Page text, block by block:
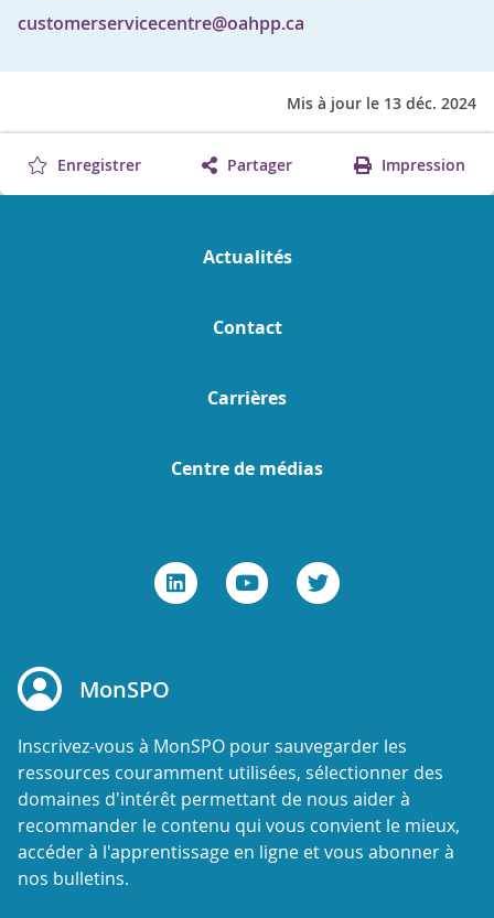
customerservicecentre@oahpp.ca
Mis à jour le 13 déc. 2024
Enregistrer Partager Impression
Actualités
Contact
Carrières
Centre de médias
MonSPO
Inscrivez-vous à MonSPO pour sauvegarder les
ressources couramment utilisées, sélectionner des
domaines d'intérêt permettant de nous aider à
recommander le contenu qui vous convient le mieux,
accéder à l'apprentissage en ligne et vous abonner à
nos bulletins.